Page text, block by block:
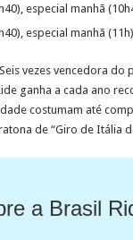
especial manhã
especial manhã
vezes vencedora
ganha a cada ano
costumam até
de “Giro de Itália
a Brasil